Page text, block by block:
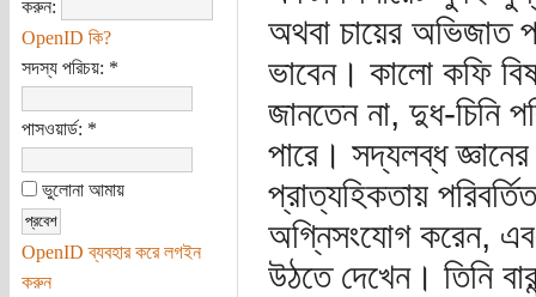
করুন:
OpenID কি?
সদস্য পরিচয়: *
পাসওয়ার্ড: *
ভুলোনা আমায়
OpenID ব্যবহার করে লগইন
করুন
অথবা চায়ের অভিজাত
ভাবেন। কালো কফি
জানতেন না, দুধ-চিনি
পারে। সদ্যলব্ধ
প্রাত্যহিকতায়
অগ্নিসংযোগ করেন,
উঠতে দেখেন। তিনি